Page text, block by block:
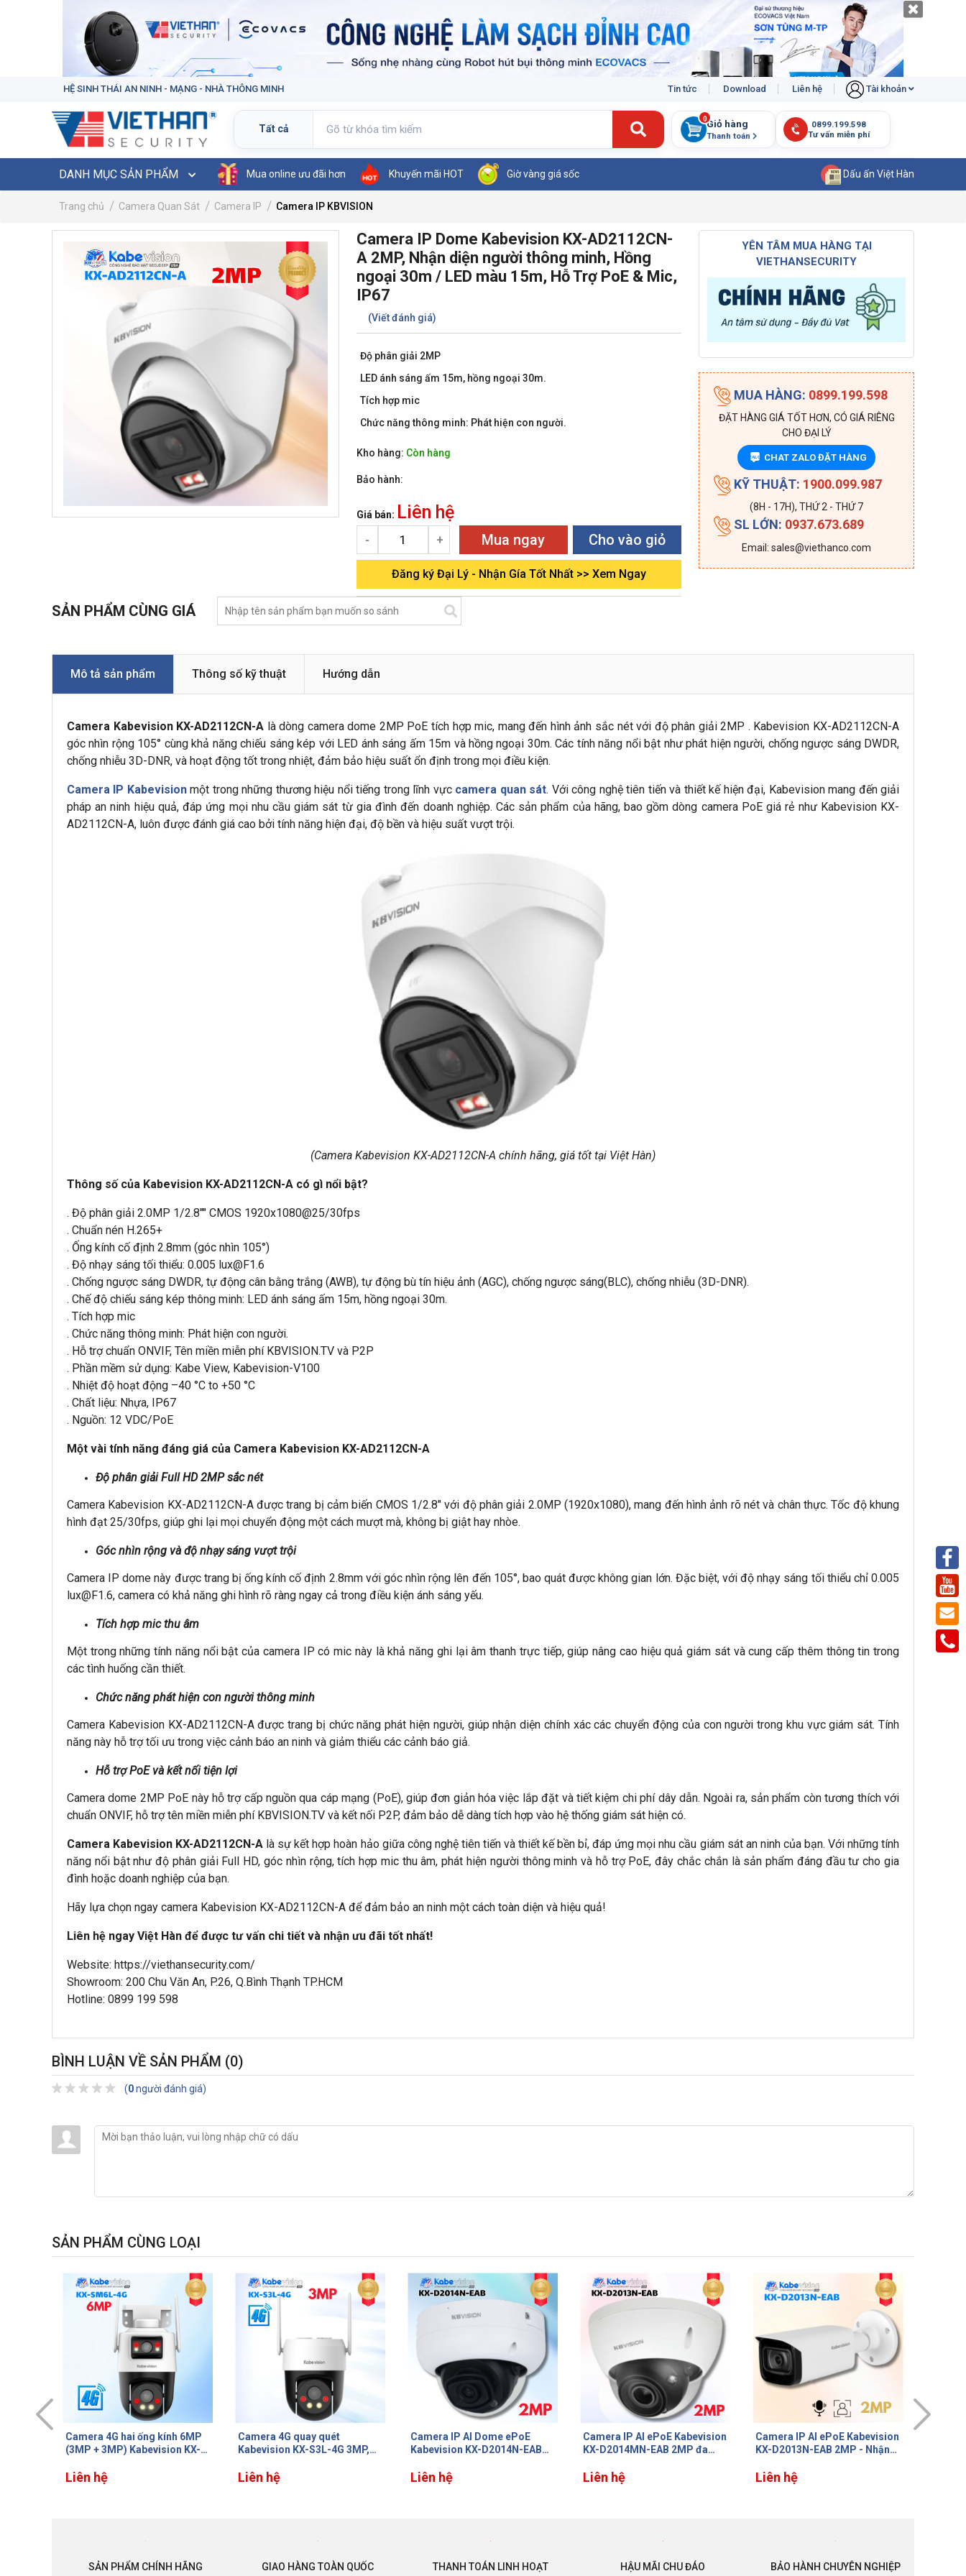
HỆ SINH THÁI AN NINH - MẠNG - NHÀ THÔNG MINH Tin tức Download Liên hệ Tài khoản
Giỏ hàng
Thanh toán
0
DANH MỤC SẢN PHẨM Mua online ưu đãi hơn Khuyến mãi HOT Giờ vàng giá sốc Dấu ấn Việt Hàn
Trang chủ Camera Quan Sát Camera IP Camera IP KBVISION
Camera IP Dome Kabevision KX-AD2112CN-
A 2MP, Nhận diện người thông minh, Hồng
ngoại 30m / LED màu 15m, Hỗ Trợ PoE & Mic,
IP67
(Viết đánh giá)
Độ phân giải 2MP
LED ánh sáng ấm 15m, hồng ngoại 30m.
Tích hợp mic
Chức năng thông minh: Phát hiện con người.
Kho hàng: Còn hàng
Bảo hành:
Giá bán: Liên hệ
- + Mua ngay Cho vào giỏ
Đăng ký Đại Lý - Nhận Gía Tốt Nhất >> Xem Ngay
YÊN TÂM MUA HÀNG TẠI
VIETHANSECURITY
MUA HÀNG: 0899.199.598
ĐẶT HÀNG GIÁ TỐT HƠN, CÓ GIÁ RIÊNG
CHO ĐẠI LÝ
ZALO CHAT ZALO ĐẶT HÀNG
KỸ THUẬT: 1900.099.987
(8H - 17H), THỨ 2 - THỨ 7
SL LỚN: 0937.673.689
Email: sales@viethanco.com
SẢN PHẨM CÙNG GIÁ
Mô tả sản phẩm Thông số kỹ thuật Hướng dẫn
Camera Kabevision KX-AD2112CN-A là dòng camera dome 2MP PoE tích hợp mic, mang đến hình ảnh sắc nét với độ phân giải 2MP . Kabevision KX-AD2112CN-A
góc nhìn rộng 105° cùng khả năng chiếu sáng kép với LED ánh sáng ấm 15m và hồng ngoại 30m. Các tính năng nổi bật như phát hiện người, chống ngược sáng DWDR,
chống nhiễu 3D-DNR, và hoạt động tốt trong nhiệt, đảm bảo hiệu suất ổn định trong mọi điều kiện.
Camera IP Kabevisionmột trong những thương hiệu nổi tiếng trong lĩnh vực camera quan sát. Với công nghệ tiên tiến và thiết kế hiện đại, Kabevision mang đến giải
pháp an ninh hiệu quả, đáp ứng mọi nhu cầu giám sát từ gia đình đến doanh nghiệp. Các sản phẩm của hãng, bao gồm dòng camera PoE giá rẻ như Kabevision KX-
AD2112CN-A, luôn được đánh giá cao bởi tính năng hiện đại, độ bền và hiệu suất vượt trội.
(Camera Kabevision KX-AD2112CN-A chính hãng, giá tốt tại Việt Hàn)
Thông số của Kabevision KX-AD2112CN-A có gì nổi bật?
. Độ phân giải 2.0MP 1/2.8"" CMOS 1920x1080@25/30fps
. Chuẩn nén H.265+
. Ống kính cố định 2.8mm (góc nhìn 105°)
. Độ nhạy sáng tối thiểu: 0.005 lux@F1.6
. Chống ngược sáng DWDR, tự động cân bằng trắng (AWB), tự động bù tín hiệu ảnh (AGC), chống ngược sáng(BLC), chống nhiễu (3D-DNR).
. Chế độ chiếu sáng kép thông minh: LED ánh sáng ấm 15m, hồng ngoại 30m.
. Tích hợp mic
. Chức năng thông minh: Phát hiện con người.
. Hỗ trợ chuẩn ONVIF, Tên miền miễn phí KBVISION.TV và P2P
. Phần mềm sử dụng: Kabe View, Kabevision-V100
. Nhiệt độ hoạt động –40 °C to +50 °C
. Chất liệu: Nhựa, IP67
. Nguồn: 12 VDC/PoE
Một vài tính năng đáng giá của Camera Kabevision KX-AD2112CN-A
Độ phân giải Full HD 2MP sắc nét
Camera Kabevision KX-AD2112CN-A được trang bị cảm biến CMOS 1/2.8" với độ phân giải 2.0MP (1920x1080), mang đến hình ảnh rõ nét và chân thực. Tốc độ khung
hình đạt 25/30fps, giúp ghi lại mọi chuyển động một cách mượt mà, không bị giật hay nhòe.
Góc nhìn rộng và độ nhạy sáng vượt trội
Camera IP dome này được trang bị ống kính cố định 2.8mm với góc nhìn rộng lên đến 105°, bao quát được không gian lớn. Đặc biệt, với độ nhạy sáng tối thiểu chỉ 0.005
lux@F1.6, camera có khả năng ghi hình rõ ràng ngay cả trong điều kiện ánh sáng yếu.
Tích hợp mic thu âm
Một trong những tính năng nổi bật của camera IP có mic này là khả năng ghi lại âm thanh trực tiếp, giúp nâng cao hiệu quả giám sát và cung cấp thêm thông tin trong
các tình huống cần thiết.
Chức năng phát hiện con người thông minh
Camera Kabevision KX-AD2112CN-A được trang bị chức năng phát hiện người, giúp nhận diện chính xác các chuyển động của con người trong khu vực giám sát. Tính
năng này hỗ trợ tối ưu trong việc cảnh báo an ninh và giảm thiểu các cảnh báo giả.
Hỗ trợ PoE và kết nối tiện lợi
Camera dome 2MP PoE này hỗ trợ cấp nguồn qua cáp mạng (PoE), giúp đơn giản hóa việc lắp đặt và tiết kiệm chi phí dây dẫn. Ngoài ra, sản phẩm còn tương thích với
chuẩn ONVIF, hỗ trợ tên miền miễn phí KBVISION.TV và kết nối P2P, đảm bảo dễ dàng tích hợp vào hệ thống giám sát hiện có.
Camera Kabevision KX-AD2112CN-A là sự kết hợp hoàn hảo giữa công nghệ tiên tiến và thiết kế bền bỉ, đáp ứng mọi nhu cầu giám sát an ninh của bạn. Với những tính
năng nổi bật như độ phân giải Full HD, góc nhìn rộng, tích hợp mic thu âm, phát hiện người thông minh và hỗ trợ PoE, đây chắc chắn là sản phẩm đáng đầu tư cho gia
đình hoặc doanh nghiệp của bạn.
Hãy lựa chọn ngay camera Kabevision KX-AD2112CN-A để đảm bảo an ninh một cách toàn diện và hiệu quả!
Liên hệ ngay Việt Hàn để được tư vấn chi tiết và nhận ưu đãi tốt nhất!
Website: https://viethansecurity.com/
Showroom: 200 Chu Văn An, P.26, Q.Bình Thạnh TP.HCM
Hotline: 0899 199 598
BÌNH LUẬN VỀ SẢN PHẨM (0)
(0người đánh giá)
SẢN PHẨM CÙNG LOẠI
Camera 4G quay quét
Kabevision KX-S3L-4G 3MP,
người&xe, Tích hợp còi hú &
Đèn chớp, Auto Tracking,
Liên hệ
Camera IP AI Dome ePoE
Kabevision KX-D2014N-EAB
Heat Map, Nhận diện khuôn
mặt, Hỗ trợ thẻ 1TB, ePoE từ
Liên hệ
Camera IP AI ePoE Kabevision
KX-D2014MN-EAB 2MP đa
Zoom điện Motorized, Nhận
diện khuôn mặt, IR40m, Chuẩn
Liên hệ
Camera IP AI ePoE Kabevision
KX-D2013N-EAB 2MP - Nhận
Tích hợp Mic, IR80m, Hỗ trợ
thẻ nhớ tối đa 1TB
Liên hệ
Camera IP thân Kabevision
KX-CAi4205MN2 4MP - Ống
Sony Starvis, IR 60m, Tích hợp
Mic, Thẻ nhớ up to 256GB,
Liên hệ
SẢN PHẨM CHÍNH HÃNG GIAO HÀNG TOÀN QUỐC THANH TOÁN LINH HOẠT HẬU MÃI CHU ĐÁO BẢO HÀNH CHUYÊN NGHIỆP